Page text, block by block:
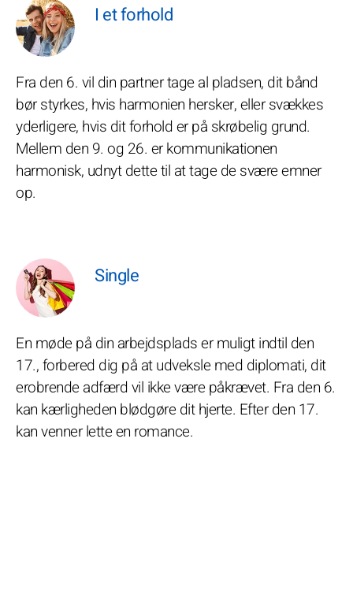
I et forhold
Fra den 6. vil din partner tage al pladsen, dit bånd
bør styrkes, hvis harmonien hersker, eller svækkes
yderligere, hvis dit forhold er på skrøbelig grund.
Mellem den 9. og 26. er kommunikationen
harmonisk, udnyt dette til at tage de svære emner
op.
Single
En møde på din arbejdsplads er muligt indtil den
17., forbered dig på at udveksle med diplomati, dit
erobrende adfærd vil ikke være påkrævet. Fra den 6.
kan kærligheden blødgøre dit hjerte. Efter den 17.
kan venner lette en romance.